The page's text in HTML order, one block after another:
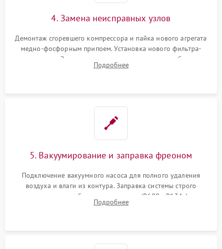
4. Замена неисправных узлов
Демонтаж сгоревшего компрессора и пайка нового агрегата
медно-фосфорным припоем. Установка нового фильтра-
осушителя. Замена изношенных вентиляторов обдува,
сломанных заслонок или поврежденных дверных петель.
Подробнее
5. Вакуумирование и заправка фреоном
Подключение вакуумного насоса для полного удаления
воздуха и влаги из контура. Заправка системы строго
дозированным объемом хладагента (R600a, R134a) по
электронным весам. Контроль рабочего давления в системе.
Подробнее